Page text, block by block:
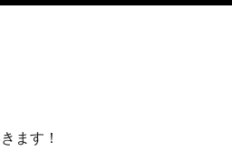
ます！